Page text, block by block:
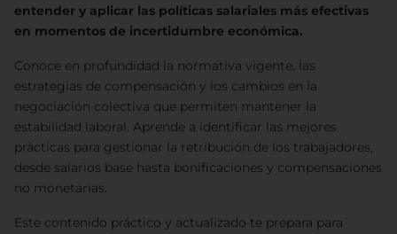
entender y aplicar las políticas salariales más efectivas
en momentos de incertidumbre económica.
Conoce en profundidad la normativa vigente, las
estrategias de compensación y los cambios en la
negociación colectiva que permiten mantener la
estabilidad laboral. Aprende a identificar las mejores
prácticas para gestionar la retribución de los trabajadores,
desde salarios base hasta bonificaciones y compensaciones
no monetarias.
Este contenido práctico y actualizado te prepara para